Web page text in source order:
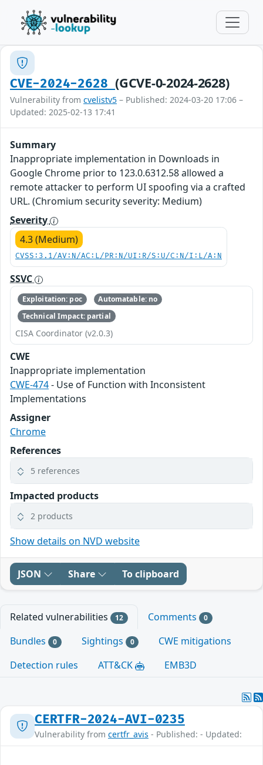
CVE-2024-2628(GCVE-0-2024-2628)
Vulnerability from cvelistv5 – Published: 2024-03-20 17:06 –
Updated: 2025-02-13 17:41
Summary
Inappropriate implementation in Downloads in
Google Chrome prior to 123.0.6312.58 allowed a
remote attacker to perform UI spoofing via a crafted
URL. (Chromium security severity: Medium)
Severity
4.3 (Medium)
CVSS:3.1/AV:N/AC:L/PR:N/UI:R/S:U/C:N/I:L/A:N
SSVC
Exploitation: poc
Automatable: no
Technical Impact: partial
CISA Coordinator (v2.0.3)
CWE
Inappropriate implementation
CWE-474- Use of Function with Inconsistent
Implementations
Assigner
Chrome
References
5 references
Impacted products
2 products
Show details on NVD website
JSON Share To clipboard
Related vulnerabilities 12 Comments 0
Bundles 0 Sightings 0
CWE mitigations
Detection rules
ATT&CK EMB3D
CERTFR-2024-AVI-0235
Vulnerability from certfr_avis - Published: - Updated: